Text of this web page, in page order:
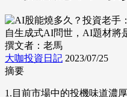
自生成式AI問世，AI題材將
撰文者：老馬
大咖投資日記 2023/07/25
摘要
1.目前市場中的投機味道濃